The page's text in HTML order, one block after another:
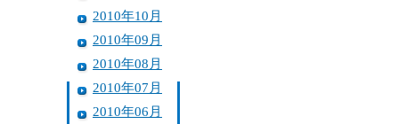
2010年10月
2010年09月
2010年08月
2010年07月
2010年06月